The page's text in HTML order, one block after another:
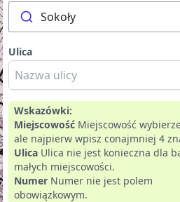
Sokoły
Ulica
Wskazówki:
Miejscowość Miejscowość
ale najpierw wpisz conajmniej 4
Ulica Ulica nie jest konieczna dla
małych miejscowości.
Numer Numer nie jest polem
obowiązkowym.